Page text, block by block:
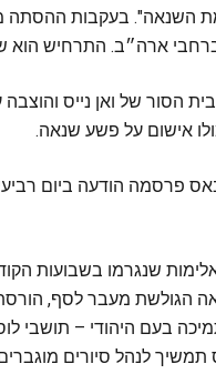
השנאה". בעקבות ההסתה
ברחבי ארה״ב. התרחיש
אישום על פשע שנאה.
פרסמה הודעה ביום
שנגרמו בשבועות
הגולשת מעבר לסף,
בעם היהודי – תושבי
לנהל סיורים